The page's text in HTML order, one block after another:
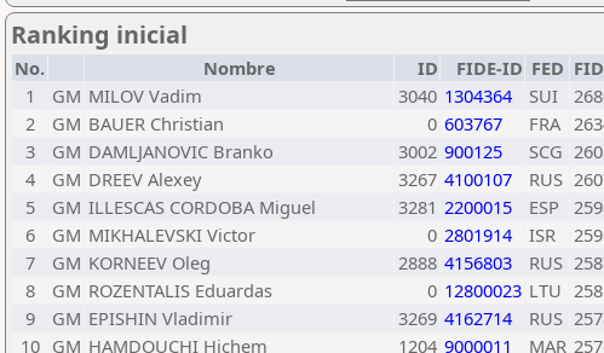
Ranking inicial
No. Nombre ID FIDE-ID FED
1
GM MILOV Vadim 3040 1304364 SUI
2
GM BAUER Christian 0 603767 FRA
3
GM DAMLJANOVIC Branko 3002 900125 SCG
4
GM DREEV Alexey 3267 4100107 RUS
5
GM ILLESCAS CORDOBA Miguel 3281 2200015 ESP
6
GM MIKHALEVSKI Victor 0 2801914 ISR
7
GM KORNEEV Oleg 2888 4156803 RUS
8
GM ROZENTALIS Eduardas 0 12800023 LTU
9
GM EPISHIN Vladimir 3269 4162714 RUS
10 GM HAMDOUCHI Hichem 1204 9000011 MAR